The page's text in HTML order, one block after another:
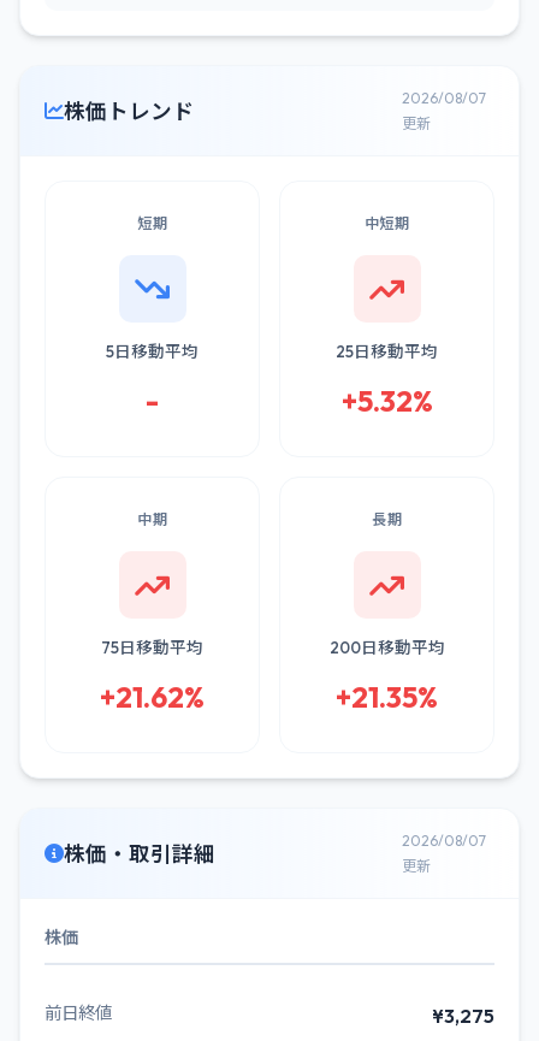
株価トレンド
2026/08/07
更新
短期
5日移動平均
-
中短期
25日移動平均
+5.32%
中期
75日移動平均
+21.62%
長期
200日移動平均
+21.35%
株価・取引詳細
2026/08/07
更新
株価
前日終値 ¥3,275